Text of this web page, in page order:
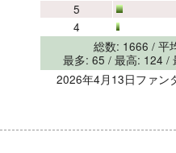
5
4
総数: 1666 / 平
最多: 65 / 最高: 124 /
2026年4月13日ファン